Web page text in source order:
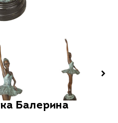
Балерина